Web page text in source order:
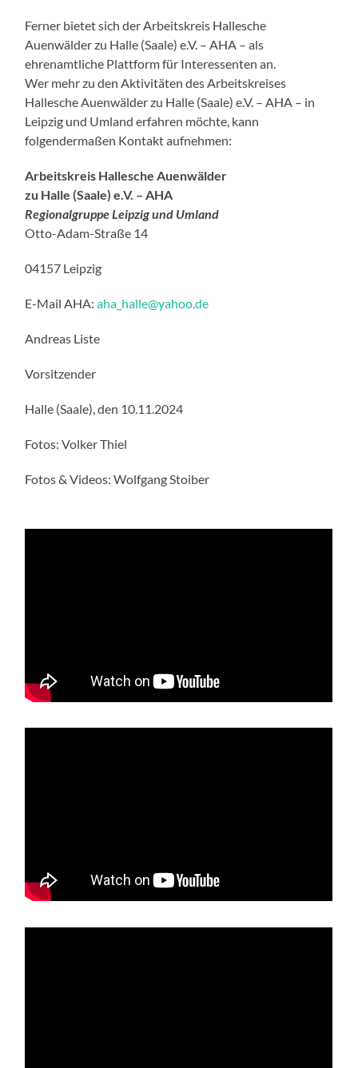
Ferner bietet sich der Arbeitskreis Hallesche
Auenwälder zu Halle (Saale) e.V. – AHA – als
ehrenamtliche Plattform für Interessenten an.
Wer mehr zu den Aktivitäten des Arbeitskreises
Hallesche Auenwälder zu Halle (Saale) e.V. – AHA – in
Leipzig und Umland erfahren möchte, kann
folgendermaßen Kontakt aufnehmen:
Arbeitskreis Hallesche Auenwälder
zu Halle (Saale) e.V. – AHA
Regionalgruppe Leipzig und Umland
Otto-Adam-Straße 14
04157 Leipzig
E-Mail AHA:aha_halle@yahoo.de
Andreas Liste
Vorsitzender
Halle (Saale), den 10.11.2024
Fotos: Volker Thiel
Fotos & Videos: Wolfgang Stoiber